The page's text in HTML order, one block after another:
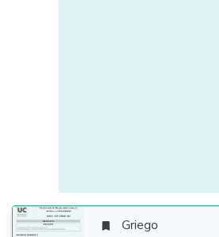
 Griego